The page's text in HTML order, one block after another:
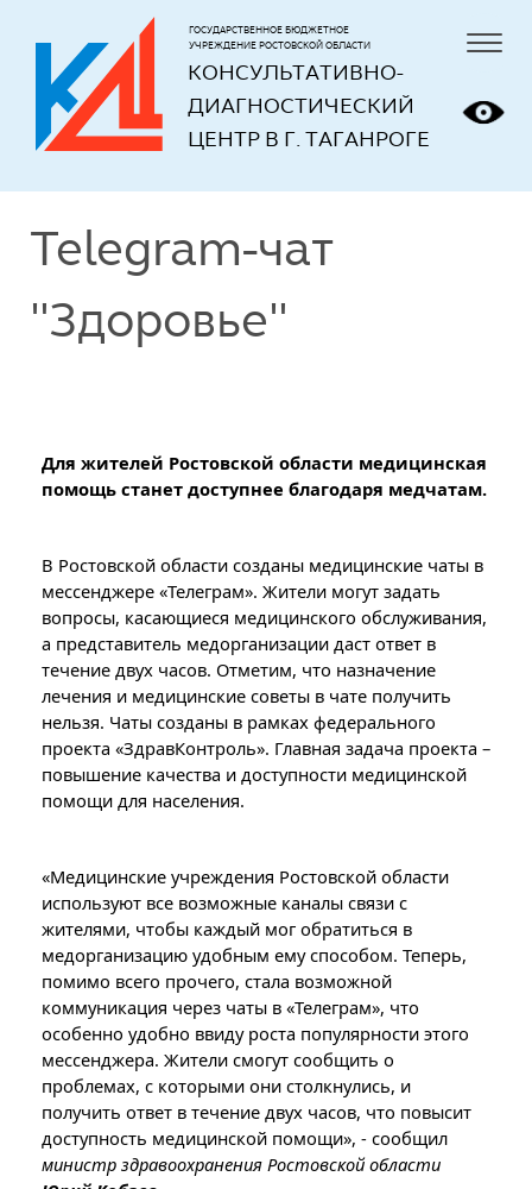
КОНСУЛЬТАТИВНО-
ДИАГНОСТИЧЕСКИЙ
ЦЕНТР В Г. ТАГАНРОГЕ
ГОСУДАРСТВЕННОЕ БЮДЖЕТНОЕ
УЧРЕЖДЕНИЕ РОСТОВСКОЙ ОБЛАСТИ
Telegram-чат
"Здоровье"
Для жителей Ростовской области медицинская
помощь станет доступнее благодаря медчатам.
В Ростовской области созданы медицинские чаты в
мессенджере «Телеграм». Жители могут задать
вопросы, касающиеся медицинского обслуживания,
а представитель медорганизации даст ответ в
течение двух часов. Отметим, что назначение
лечения и медицинские советы в чате получить
нельзя. Чаты созданы в рамках федерального
проекта «ЗдравКонтроль». Главная задача проекта –
повышение качества и доступности медицинской
помощи для населения.
«Медицинские учреждения Ростовской области
используют все возможные каналы связи с
жителями, чтобы каждый мог обратиться в
медорганизацию удобным ему способом. Теперь,
помимо всего прочего, стала возможной
коммуникация через чаты в «Телеграм», что
особенно удобно ввиду роста популярности этого
мессенджера. Жители смогут сообщить о
проблемах, с которыми они столкнулись, и
получить ответ в течение двух часов, что повысит
доступность медицинской помощи», - сообщил
министр здравоохранения Ростовской области